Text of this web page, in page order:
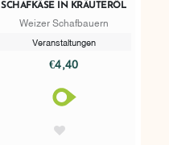
SCHAFKÄSE IN KRÄUTERÖL
Weizer Schafbauern
Veranstaltungen
€4,40